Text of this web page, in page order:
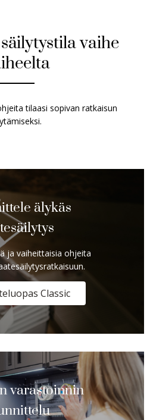
vaihe
tilaasi sopivan ratkaisun
älykäs
ja vaiheittaisia ohjeita
Classic
varastoinnin